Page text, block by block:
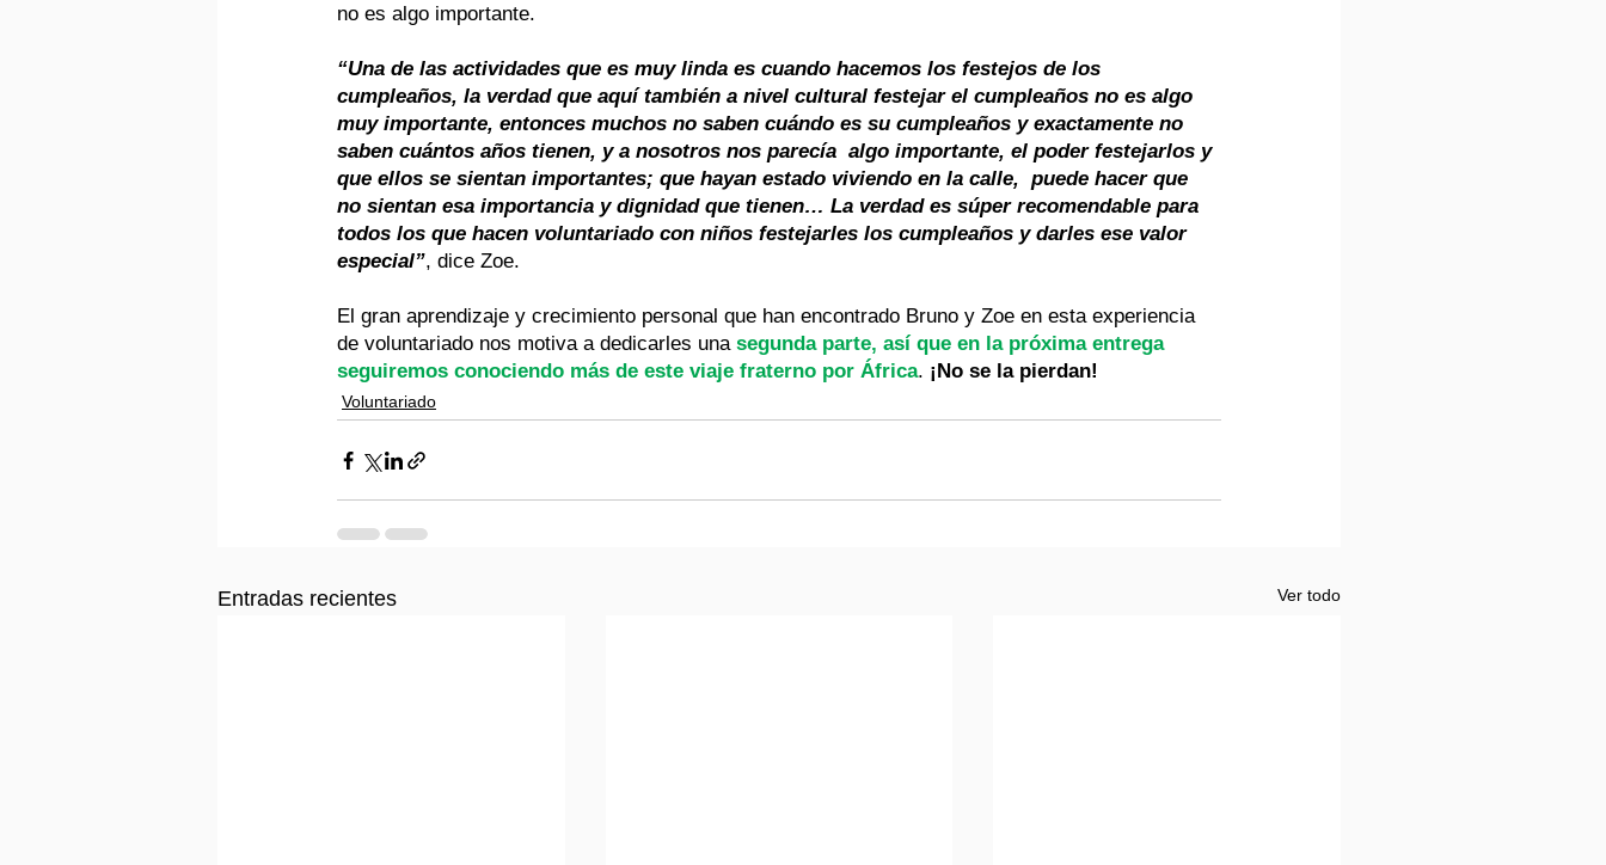
no es algo importante.
“Una de las actividades que es muy linda es cuando hacemos los festejos de los
cumpleaños, la verdad que aquí también a nivel cultural festejar el cumpleaños no es algo
muy importante, entonces muchos no saben cuándo es su cumpleaños y exactamente no
saben cuántos años tienen, y a nosotros nos parecía  algo importante, el poder festejarlos y
que ellos se sientan importantes; que hayan estado viviendo en la calle,  puede hacer que
no sientan esa importancia y dignidad que tienen… La verdad es súper recomendable para
todos los que hacen voluntariado con niños festejarles los cumpleaños y darles ese valor
especial”, dice Zoe.
El gran aprendizaje y crecimiento personal que han encontrado Bruno y Zoe en esta experiencia
de voluntariado nos motiva a dedicarles una segunda parte, así que en la próxima entrega
seguiremos conociendo más de este viaje fraterno por África. ¡No se la pierdan!
Voluntariado
Entradas recientes Ver todo